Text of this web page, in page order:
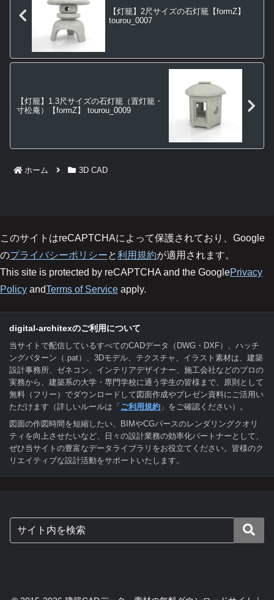
【灯籠】2尺サイズの石灯籠【formZ】
tourou_0007
【灯籠】1.3尺サイズの石灯籠（置灯籠・
寸松庵）【formZ】 tourou_0009
ホーム 3D CAD
このサイトはreCAPTCHAによって保護されており、Google
のプライバシーポリシーと利用規約が適用されます。
This site is protected by reCAPTCHA and the GooglePrivacy
Policy andTerms of Service apply.
digital-architexのご利用について
当サイトで配信しているすべてのCADデータ（DWG・DXF）、ハッチ
ングパターン（.pat）、3Dモデル、テクスチャ、イラスト素材は、建築
設計事務所、ゼネコン、インテリアデザイナー、施工会社などのプロの
実務から、建築系の大学・専門学校に通う学生の皆様まで、原則として
無料（フリー）でダウンロードして図面作成やプレゼン資料にご活用い
ただけます（詳しいルールは「 ご利用規約 」をご確認ください）。
図面の作図時間を短縮したい、BIMやCGパースのレンダリングクオリ
ティを向上させたいなど、日々の設計業務の効率化パートナーとして、
ぜひ当サイトの豊富なデータライブラリをお役立てください。皆様のク
リエイティブな設計活動をサポートいたします。